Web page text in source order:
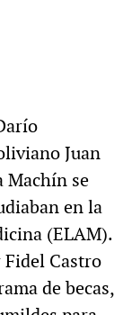
Juan
Machín se
en la
(ELAM).
Fidel Castro
de becas,